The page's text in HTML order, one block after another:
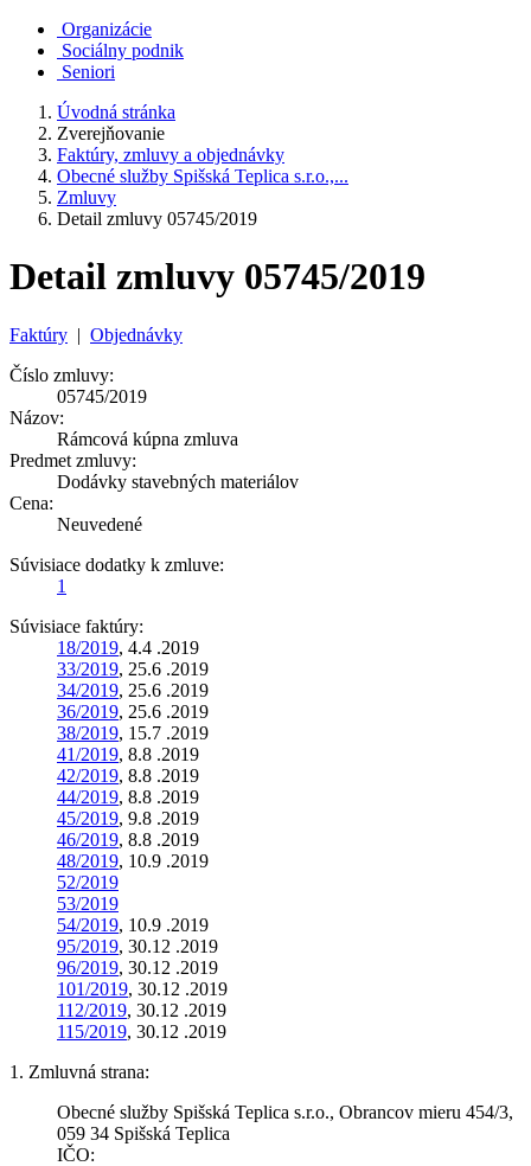
Organizácie
Sociálny podnik
Seniori
Úvodná stránka
Zverejňovanie
Faktúry, zmluvy a objednávky
Obecné služby Spišská Teplica s.r.o.,...
Zmluvy
Detail zmluvy 05745/2019
Detail zmluvy 05745/2019
Faktúry | Objednávky
Číslo zmluvy:
05745/2019
Názov:
Rámcová kúpna zmluva
Predmet zmluvy:
Dodávky stavebných materiálov
Cena:
Neuvedené
Súvisiace dodatky k zmluve:
1
Súvisiace faktúry:
18/2019, 4.4 .2019
33/2019, 25.6 .2019
34/2019, 25.6 .2019
36/2019, 25.6 .2019
38/2019, 15.7 .2019
41/2019, 8.8 .2019
42/2019, 8.8 .2019
44/2019, 8.8 .2019
45/2019, 9.8 .2019
46/2019, 8.8 .2019
48/2019, 10.9 .2019
52/2019
53/2019
54/2019, 10.9 .2019
95/2019, 30.12 .2019
96/2019, 30.12 .2019
101/2019, 30.12 .2019
112/2019, 30.12 .2019
115/2019, 30.12 .2019
1. Zmluvná strana:
Obecné služby Spišská Teplica s.r.o., Obrancov mieru 454/3,
059 34 Spišská Teplica
IČO: